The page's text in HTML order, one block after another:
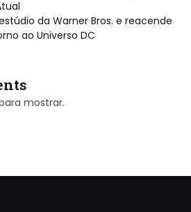
da Warner Bros. e reacende
ao Universo DC
mostrar.